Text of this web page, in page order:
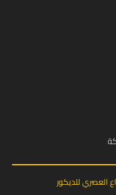
العصري للديكور